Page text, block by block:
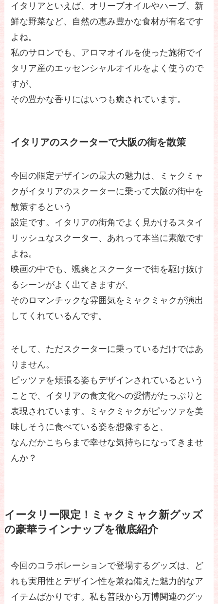
イタリアといえば、オリーブオイルやハーブ、新
鮮な野菜など、自然の恵み豊かな食材が有名です
よね。
私のサロンでも、アロマオイルを使った施術でイ
タリア産のエッセンシャルオイルをよく使うので
すが、
その豊かな香りにはいつも癒されています。
イタリアのスクーターで大阪の街を散策
今回の限定デザインの最大の魅力は、ミャクミャ
クがイタリアのスクーターに乗って大阪の街中を
散策するという
設定です。イタリアの街角でよく見かけるスタイ
リッシュなスクーター、あれって本当に素敵です
よね。
映画の中でも、颯爽とスクーターで街を駆け抜け
るシーンがよく出てきますが、
そのロマンチックな雰囲気をミャクミャクが演出
してくれているんです。
そして、ただスクーターに乗っているだけではあ
りません。
ピッツァを頬張る姿もデザインされているという
ことで、イタリアの食文化への愛情がたっぷりと
表現されています。ミャクミャクがピッツァを美
味しそうに食べている姿を想像すると、
なんだかこちらまで幸せな気持ちになってきませ
んか？
イータリー限定！ミャクミャク新グッズ
の豪華ラインナップを徹底紹介
今回のコラボレーションで登場するグッズは、ど
れも実用性とデザイン性を兼ね備えた魅力的なア
イテムばかりです。私も普段から万博関連のグッ